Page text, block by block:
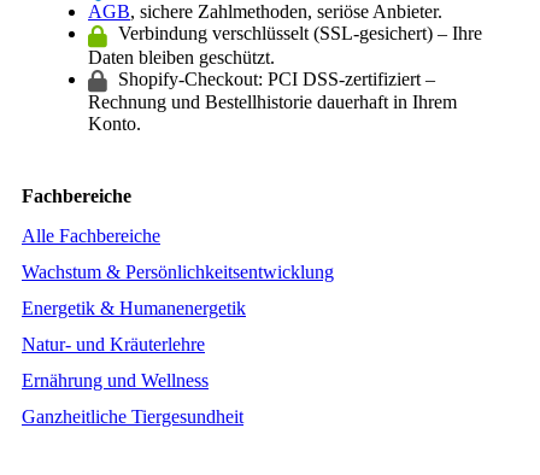
AGB, sichere Zahlmethoden, seriöse Anbieter.
Verbindung verschlüsselt (SSL-gesichert) – Ihre
Daten bleiben geschützt.
Shopify-Checkout: PCI DSS-zertifiziert –
Rechnung und Bestellhistorie dauerhaft in Ihrem
Konto.
Fachbereiche
Alle Fachbereiche
Wachstum & Persönlichkeitsentwicklung
Energetik & Humanenergetik
Natur- und Kräuterlehre
Ernährung und Wellness
Ganzheitliche Tiergesundheit